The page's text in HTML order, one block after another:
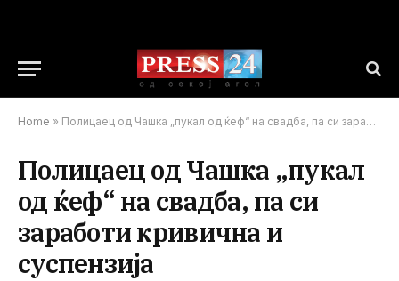
Home » Полицаец од Чашка „пукал од ќеф“ на свадба, па си заработи кривична и суспензија
Полицаец од Чашка „пукал
од ќеф“ на свадба, па си
заработи кривична и
суспензија